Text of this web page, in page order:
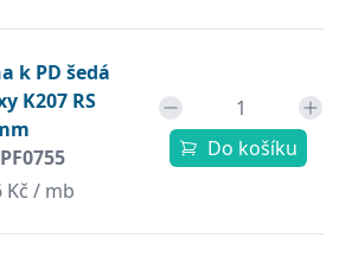
k PD šedá
K207 RS
PF0755
Kč / mb
Do košíku